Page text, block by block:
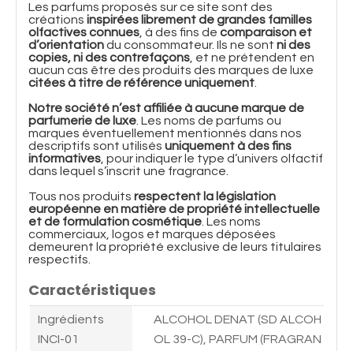
Les parfums proposés sur ce site sont des
créations inspirées librement de grandes familles
olfactives connues , à des fins de comparaison et
d’orientationdu consommateur. Ils ne sont ni des
copies, ni des contrefaçons , et ne prétendent en
aucun cas être des produits des marques de luxe
citées à titre de référence uniquement
Notre société n’est affiliée à aucune marque de
parfumerie de luxe . Les noms de parfums ou
marques éventuellement mentionnés dans nos
descriptifs sont utilisés uniquement à des fins
informatives , pour indiquer le type d’univers olfactif
dans lequel s’inscrit une fragrance.
Tous nos produits respectent la législation
européenne en matière de propriété intellectuelle
et de formulation cosmétique . Les noms
commerciaux, logos et marques déposées
demeurent la propriété exclusive de leurs titulaires
respectifs.
Caractéristiques
Ingrédients
INCI-01
ALCOHOL DENAT (SD ALCOH
OL 39-C), PARFUM (FRAGRAN